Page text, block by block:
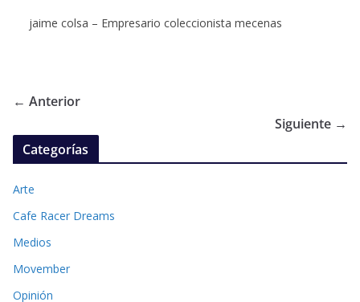
jaime colsa – Empresario coleccionista mecenas
← Anterior
Siguiente →
Categorías
Arte
Cafe Racer Dreams
Medios
Movember
Opinión